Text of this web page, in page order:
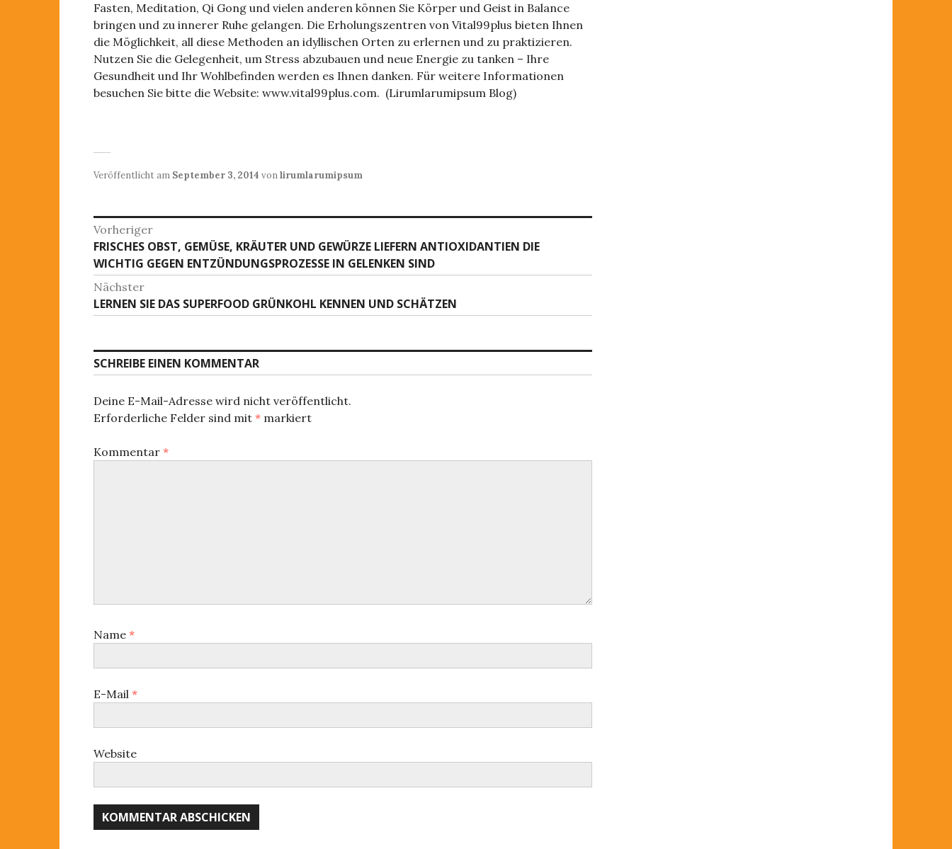
Fasten, Meditation, Qi Gong und vielen anderen können Sie Körper und Geist in Balance
bringen und zu innerer Ruhe gelangen. Die Erholungszentren von Vital99plus bieten Ihnen
die Möglichkeit, all diese Methoden an idyllischen Orten zu erlernen und zu praktizieren.
Nutzen Sie die Gelegenheit, um Stress abzubauen und neue Energie zu tanken – Ihre
Gesundheit und Ihr Wohlbefinden werden es Ihnen danken. Für weitere Informationen
besuchen Sie bitte die Website: www.vital99plus.com. (Lirumlarumipsum Blog)
Veröffentlicht am September 3, 2014 vonlirumlarumipsum
B
e
i
t
a
g
s
N
t
i
o
n
Vorheriger
V
o
r
h
e
i
g
r
B
i
FRISCHES OBST, GEMÜSE, KRÄUTER UND GEWÜRZE LIEFERN ANTIOXIDANTIEN DIE
WICHTIG GEGEN ENTZÜNDUNGSPROZESSE IN GELENKEN SIND
Nächster
N
h
s
e
r
e
LERNEN SIE DAS SUPERFOOD GRÜNKOHL KENNEN UND SCHÄTZEN
SCHREIBE EINEN KOMMENTAR
Deine E-Mail-Adresse wird nicht veröffentlicht.
Erforderliche Felder sind mit * markiert
Kommentar *
Name *
E-Mail *
Website